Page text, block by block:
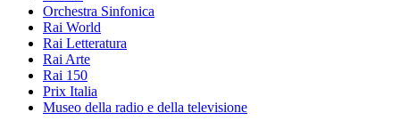
Orchestra Sinfonica
Rai World
Rai Letteratura
Rai Arte
Rai 150
Prix Italia
Museo della radio e della televisione